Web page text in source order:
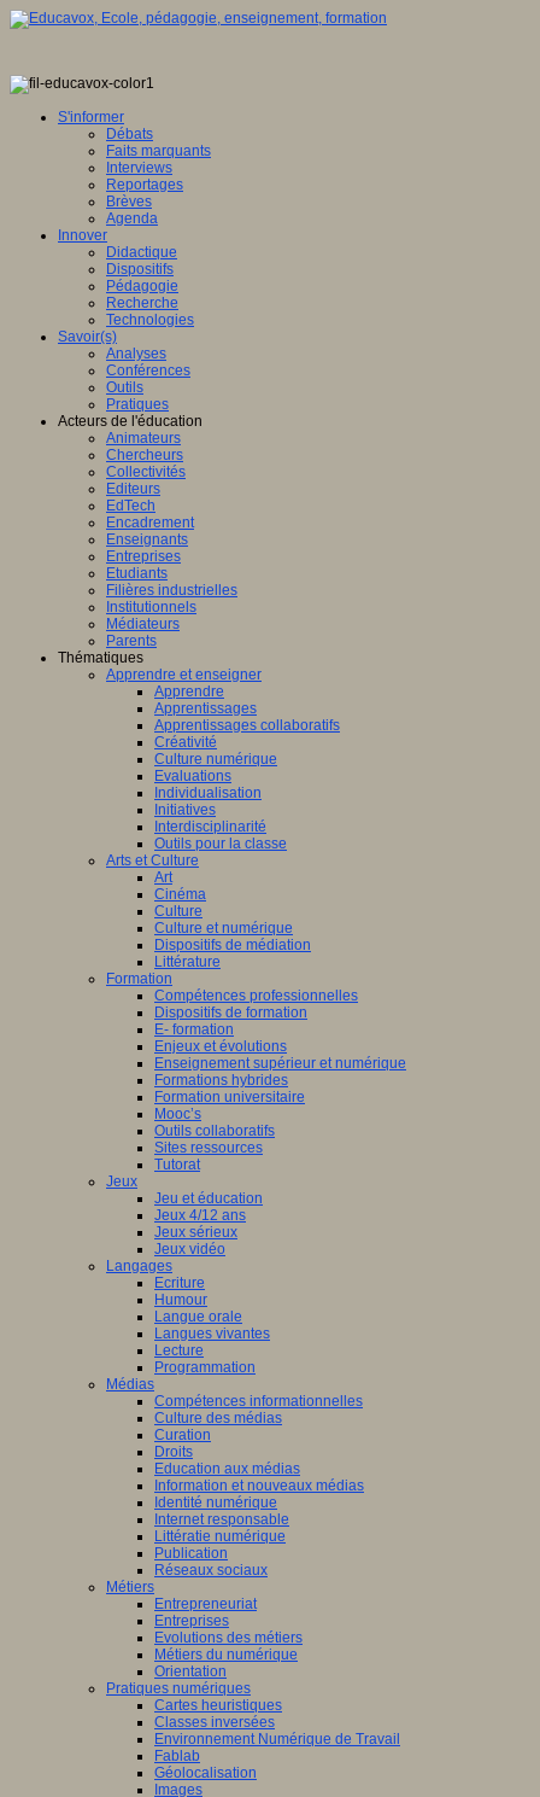
S'informer
Débats
Faits marquants
Interviews
Reportages
Brèves
Agenda
Innover
Didactique
Dispositifs
Pédagogie
Recherche
Technologies
Savoir(s)
Analyses
Conférences
Outils
Pratiques
Acteurs de l'éducation
Animateurs
Chercheurs
Collectivités
Editeurs
EdTech
Encadrement
Enseignants
Entreprises
Etudiants
Filières industrielles
Institutionnels
Médiateurs
Parents
Thématiques
Apprendre et enseigner
Apprendre
Apprentissages
Apprentissages collaboratifs
Créativité
Culture numérique
Evaluations
Individualisation
Initiatives
Interdisciplinarité
Outils pour la classe
Arts et Culture
Art
Cinéma
Culture
Culture et numérique
Dispositifs de médiation
Littérature
Formation
Compétences professionnelles
Dispositifs de formation
E- formation
Enjeux et évolutions
Enseignement supérieur et numérique
Formations hybrides
Formation universitaire
Mooc’s
Outils collaboratifs
Sites ressources
Tutorat
Jeux
Jeu et éducation
Jeux 4/12 ans
Jeux sérieux
Jeux vidéo
Langages
Ecriture
Humour
Langue orale
Langues vivantes
Lecture
Programmation
Médias
Compétences informationnelles
Culture des médias
Curation
Droits
Education aux médias
Information et nouveaux médias
Identité numérique
Internet responsable
Littératie numérique
Publication
Réseaux sociaux
Métiers
Entrepreneuriat
Entreprises
Evolutions des métiers
Métiers du numérique
Orientation
Pratiques numériques
Cartes heuristiques
Classes inversées
Environnement Numérique de Travail
Fablab
Géolocalisation
Images